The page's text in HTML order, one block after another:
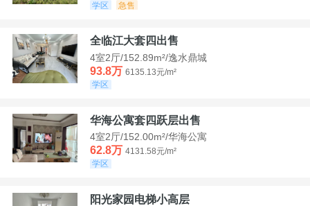
学区
急售
全临江大套四出售
4室2厅/152.89m²/逸水鼎城
93.8万 6135.13元/m²
学区
华海公寓套四跃层出售
4室2厅/152.00m²/华海公寓
62.8万 4131.58元/m²
学区
阳光家园电梯小高层